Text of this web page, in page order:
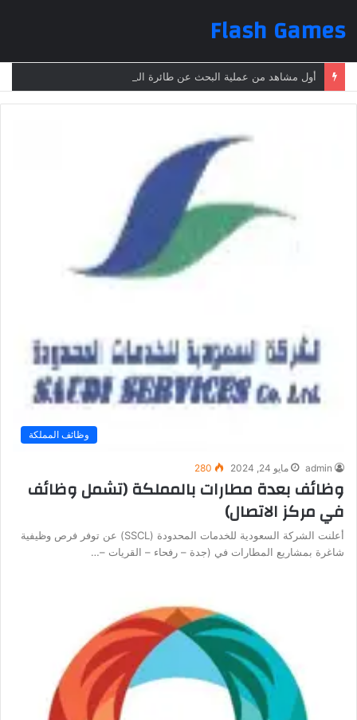
Flash Games
وظائف المملكة
admin مايو 24, 2024 280
وظائف بعدة مطارات بالمملكة (تشمل وظائف
في مركز الاتصال)
أعلنت الشركة السعودية للخدمات المحدودة (SSCL) عن توفر فرص وظيفية
شاغرة بمشاريع المطارات في (جدة – رفحاء – القريات –…